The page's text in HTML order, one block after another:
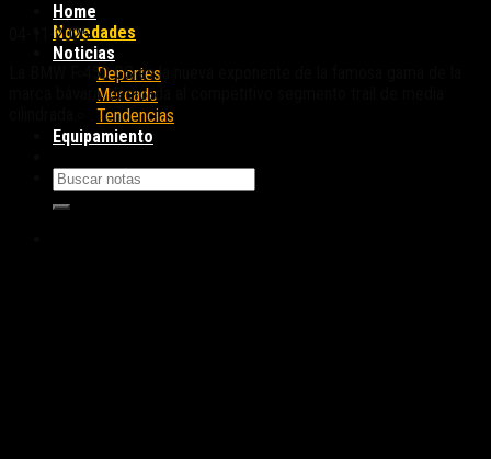
Home
Novedades
Noticias
Deportes
Mercado
Tendencias
Equipamiento
04-11-2025
La BMW F 450 GS es la nueva exponente de la famosa gama de la
marca bávara, dedicada al competitivo segmento trail de media